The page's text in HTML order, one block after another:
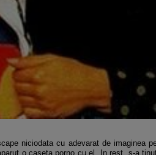
niciodata cu adevarat de imaginea
o caseta porno cu el. In rest, s-a